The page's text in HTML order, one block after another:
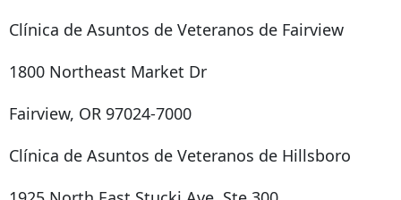
Clínica de Asuntos de Veteranos de Fairview
1800 Northeast Market Dr
Fairview, OR 97024-7000
Clínica de Asuntos de Veteranos de Hillsboro